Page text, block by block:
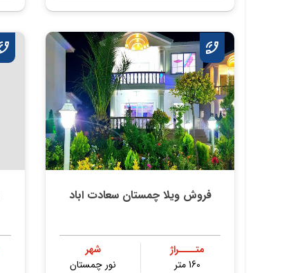
فروش ویلا چمستان سعادت اباد
متــــراژ
160 متر
شهر
نور چمستان